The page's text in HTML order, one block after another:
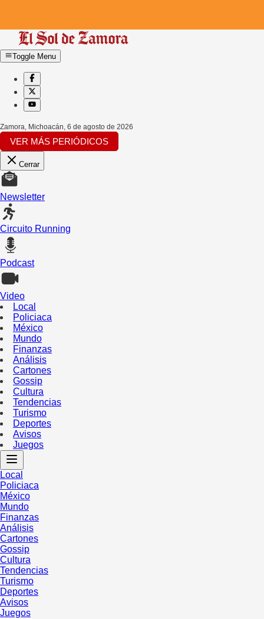
Toggle Menu
Zamora, Michoacán, 6 de agosto de 2026
VER MÁS PERIÓDICOS
Cerrar
Newsletter
Circuito Running
Podcast
Video
Local
Policiaca
México
Mundo
Finanzas
Análisis
Cartones
Gossip
Cultura
Tendencias
Turismo
Deportes
Avisos
Juegos
Local
Policiaca
México
Mundo
Finanzas
Análisis
Cartones
Gossip
Cultura
Tendencias
Turismo
Deportes
Avisos
Juegos